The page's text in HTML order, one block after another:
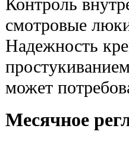
Контроль
смотровые
Надежность
может
Месячное